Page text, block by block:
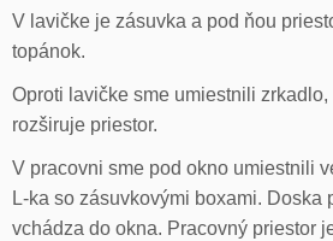
V lavičke je zásuvka a pod ňou
topánok.
Oproti lavičke sme umiestnili
rozširuje priestor.
V pracovni sme pod okno umiestnili
L-ka so zásuvkovými boxami. Doska
vchádza do okna. Pracovný priestor